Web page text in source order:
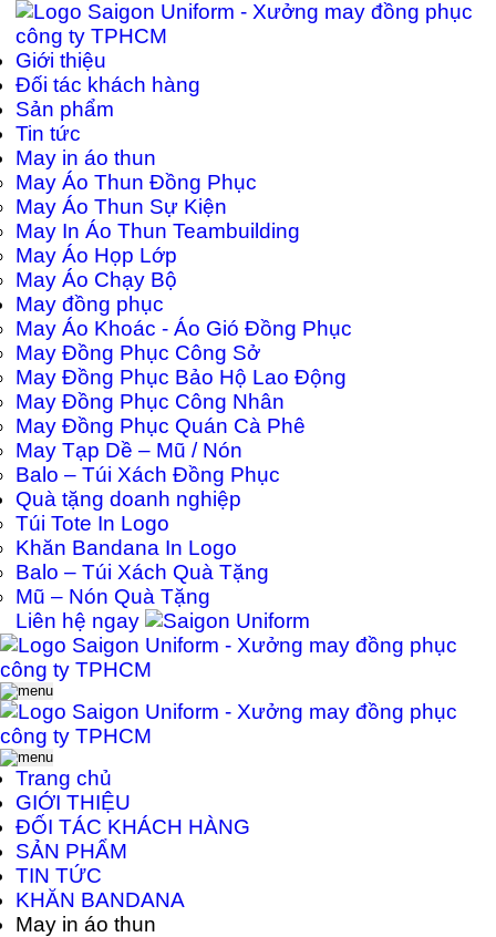
Giới thiệu
Đối tác khách hàng
Sản phẩm
Tin tức
May in áo thun
May Áo Thun Đồng Phục
May Áo Thun Sự Kiện
May In Áo Thun Teambuilding
May Áo Họp Lớp
May Áo Chạy Bộ
May đồng phục
May Áo Khoác - Áo Gió Đồng Phục
May Đồng Phục Công Sở
May Đồng Phục Bảo Hộ Lao Động
May Đồng Phục Công Nhân
May Đồng Phục Quán Cà Phê
May Tạp Dề – Mũ / Nón
Balo – Túi Xách Đồng Phục
Quà tặng doanh nghiệp
Túi Tote In Logo
Khăn Bandana In Logo
Balo – Túi Xách Quà Tặng
Mũ – Nón Quà Tặng
Liên hệ ngay
Trang chủ
GIỚI THIỆU
ĐỐI TÁC KHÁCH HÀNG
SẢN PHẨM
TIN TỨC
KHĂN BANDANA
May in áo thun